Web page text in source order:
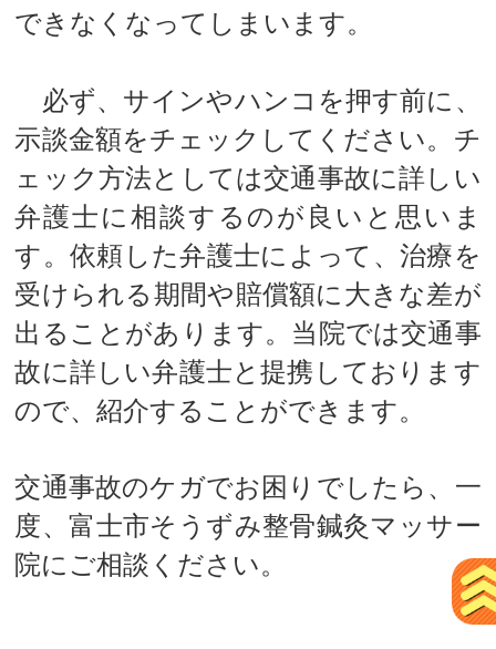
できなくなってしまいます。
必ず、サインやハンコを押す前に、
示談金額をチェックしてください。チ
ェック方法としては交通事故に詳しい
弁護士に相談するのが良いと思いま
す。依頼した弁護士によって、治療を
受けられる期間や賠償額に大きな差が
出ることがあります。当院では交通事
故に詳しい弁護士と提携しております
ので、紹介することができます。
交通事故のケガでお困りでしたら、一
度、富士市そうずみ整骨鍼灸マッサー
院にご相談ください。